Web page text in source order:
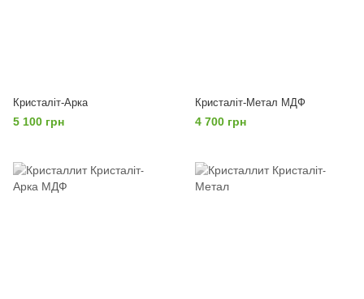
Кристаліт-Арка
5 100 грн
Кристаліт-Метал МДФ
4 700 грн